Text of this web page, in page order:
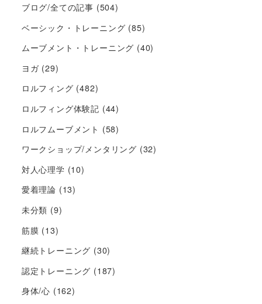
ブログ/全ての記事 (504)
ベーシック・トレーニング (85)
ムーブメント・トレーニング (40)
ヨガ(29)
ロルフィング (482)
ロルフィング体験記 (44)
ロルフムーブメント (58)
ワークショップ/メンタリング (32)
対人心理学 (10)
愛着理論 (13)
未分類 (9)
筋膜 (13)
継続トレーニング (30)
認定トレーニング (187)
身体/心 (162)